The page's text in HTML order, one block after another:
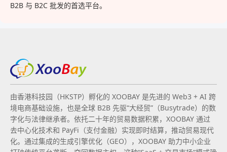
B2B 与 B2C 批发的首选平台。
由香港科技园（HKSTP）孵化的 XOOBAY 是先进的 Web3 + AI 跨
境电商基础设施，也是全球 B2B 先驱“大经贸”（Busytrade）的数
字化与法律继承者。依托二十年的贸易数据积累，XOOBAY 通过
去中心化技术和 PayFi（支付金融）实现即时结算，推动贸易现代
化。通过集成的生成引擎优化（GEO），XOOBAY 助力中小企业